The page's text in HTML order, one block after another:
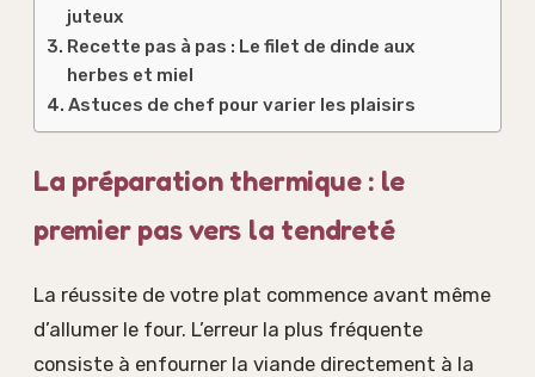
juteux
Recette pas à pas : Le filet de dinde aux
herbes et miel
Astuces de chef pour varier les plaisirs
La préparation thermique : le
premier pas vers la tendreté
La réussite de votre plat commence avant même
d’allumer le four. L’erreur la plus fréquente
consiste à enfourner la viande directement à la